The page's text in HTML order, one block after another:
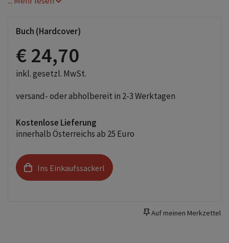
Buch (Hardcover)
€ 24,70
inkl. gesetzl. MwSt.
versand- oder abholbereit in 2-3 Werktagen
Kostenlose Lieferung
innerhalb Österreichs ab 25 Euro
Ins Einkaufssackerl
Auf meinen Merkzettel